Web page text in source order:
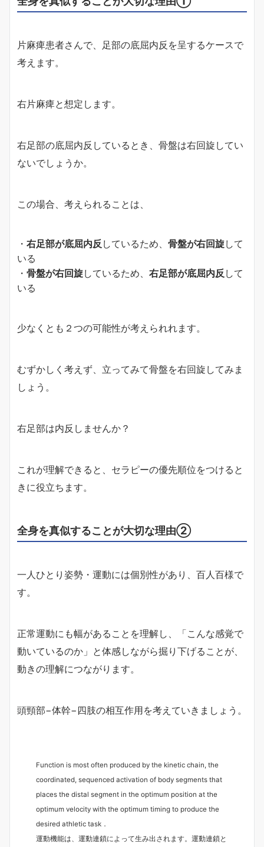
片麻痺患者さんで、足部の底屈内反を呈するケースで
考えます。
右片麻痺と想定します。
右足部の底屈内反しているとき、骨盤は右回旋してい
ないでしょうか。
この場合、考えられることは、
・ 右足部が底屈内反 しているため、 骨盤が右回旋して
いる
・ 骨盤が右回旋しているため、 右足部が底屈内反 して
いる
少なくとも２つの可能性が考えられれます。
むずかしく考えず、立ってみて骨盤を右回旋してみま
しょう。
右足部は内反しませんか？
これが理解できると、セラピーの優先順位をつけると
きに役立ちます。
全身を真似することが大切な理由②
一人ひとり姿勢・運動には個別性があり、百人百様で
す。
正常運動にも幅があることを理解し、「こんな感覚で
動いているのか」と体感しながら掘り下げることが、
動きの理解につながります。
頭頸部−体幹−四肢の相互作用を考えていきましょう。
Function is most often produced by the kinetic chain, the
coordinated, sequenced activation of body segments that
places the distal segment in the optimum position at the
optimum velocity with the optimum timing to produce the
desired athletic task．
運動機能は、運動連鎖によって生み出されます。運動連鎖と